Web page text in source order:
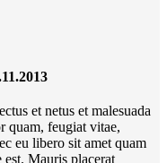
et netus et malesuada
quam, feugiat vitae,
eu libero sit amet quam
est. Mauris placerat